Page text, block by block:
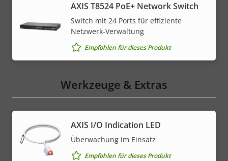
AXIS T8524 PoE+ Network Switch
Switch mit 24 Ports für effiziente
Netzwerk-Verwaltung
Empfohlen für dieses Produkt
Werkzeuge & Extras
AXIS I/O Indication LED
Überwachung im Einsatz
Empfohlen für dieses Produkt